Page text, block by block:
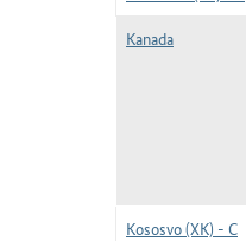
Kanada
Kososvo (XK) - C